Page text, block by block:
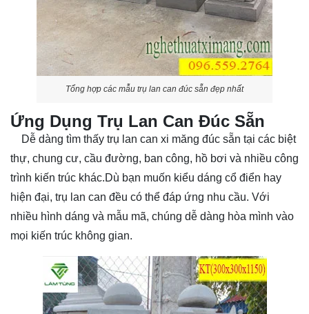
Tổng hợp các mẫu trụ lan can đúc sẵn đẹp nhất
Ứng Dụng Trụ Lan Can Đúc Sẵn
Dễ dàng tìm thấy trụ lan can xi măng đúc sẵn tại các biệt
thự, chung cư, cầu đường, ban công, hồ bơi và nhiều công
trình kiến trúc khác.Dù bạn muốn kiểu dáng cổ điển hay
hiện đại, trụ lan can đều có thể đáp ứng nhu cầu. Với
nhiều hình dáng và mẫu mã, chúng dễ dàng hòa mình vào
mọi kiến trúc không gian.